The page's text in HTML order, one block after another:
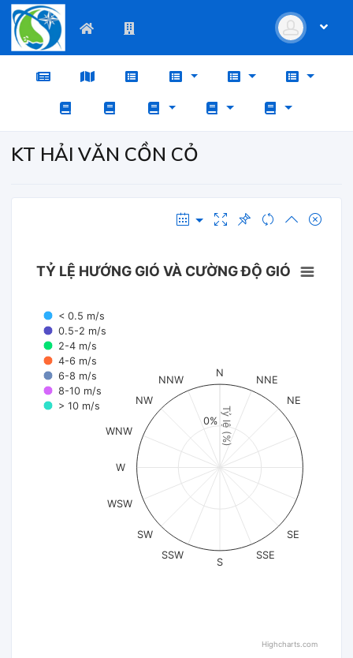
KT HẢI VĂN CỒN CỎ
Tỷ lệ (%)
TỶ LỆ HƯỚNG GIÓ VÀ CƯỜNG ĐỘ GIÓ
< 0.5 m/s
0.5-2 m/s
2-4 m/s
4-6 m/s
6-8 m/s
8-10 m/s
> 10 m/s
N
NNE
NE
SE
SSE
S
SSW
SW
WSW
W
WNW
NW
NNW
0%
Highcharts.com